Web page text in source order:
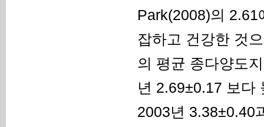
Park(2008)의
잡하고 건강한 것
의 평균 종다양도
년 2.69±0.17 보다
2003년 3.38±0.40